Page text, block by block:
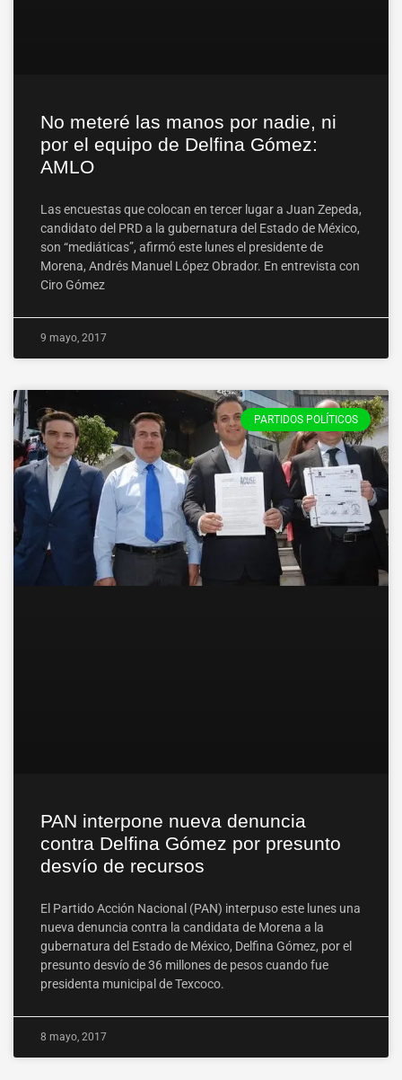
No meteré las manos por nadie, ni
por el equipo de Delfina Gómez:
AMLO
Las encuestas que colocan en tercer lugar a Juan Zepeda,
candidato del PRD a la gubernatura del Estado de México,
son “mediáticas”, afirmó este lunes el presidente de
Morena, Andrés Manuel López Obrador. En entrevista con
Ciro Gómez
9 mayo, 2017
PARTIDOS POLÍTICOS
PAN interpone nueva denuncia
contra Delfina Gómez por presunto
desvío de recursos
El Partido Acción Nacional (PAN) interpuso este lunes una
nueva denuncia contra la candidata de Morena a la
gubernatura del Estado de México, Delfina Gómez, por el
presunto desvío de 36 millones de pesos cuando fue
presidenta municipal de Texcoco.
8 mayo, 2017